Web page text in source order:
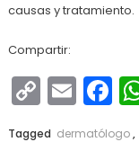
causas y tratamiento.
Compartir:
Copy
Link
Tagged dermatólogo,